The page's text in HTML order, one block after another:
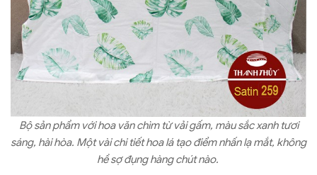
Bộ sản phẩm với hoa văn chìm từ vải gấm, màu sắc xanh tươi
sáng, hài hòa. Một vài chi tiết hoa lá tạo điểm nhấn lạ mắt, không
hề sợ đụng hàng chút nào.